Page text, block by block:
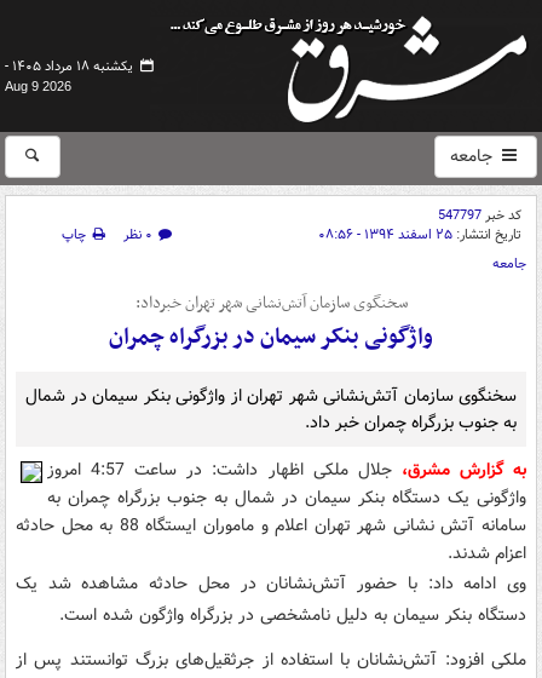
یکشنبه ۱۸ مرداد ۱۴۰۵ -
Aug 9 2026
جامعه
کد خبر547797
تاریخ انتشار: ۲۵ اسفند ۱۳۹۴ - ۰۸:۵۶ ۰ نظر
چاپ
جامعه
سخنگوی سازمان آتش‌نشانی شهر تهران خبرداد:
واژگونی بنکر سیمان در بزرگراه چمران
سخنگوی سازمان آتش‌نشانی شهر تهران از واژگونی بنکر سیمان در شمال
به جنوب بزرگراه چمران خبر داد.
به گزارش مشرق،
جلال ملکی اظهار داشت: در ساعت 4:57 امروز
واژگونی یک دستگاه بنکر سیمان در شمال به جنوب بزرگراه چمران به
سامانه آتش نشانی شهر تهران اعلام و ماموران ایستگاه 88 به محل حادثه
اعزام شدند.
وی ادامه داد: با حضور آتش‌نشانان در محل حادثه مشاهده شد یک
دستگاه بنکر سیمان به دلیل نامشخصی در بزرگراه واژگون شده است.
ملکی افزود: آتش‌نشانان با استفاده از جرثقیل‌های بزرگ توانستند پس از